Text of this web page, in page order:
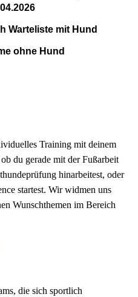
Warteliste mit Hund
ohne Hund
Training mit deinem
du gerade mit der Fußarbeit
hinarbeitest, oder
startest. Wir widmen uns
Wunschthemen im Bereich
die sich sportlich